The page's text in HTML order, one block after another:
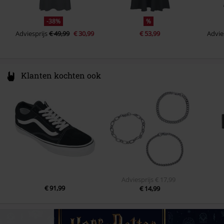
-38%
Adviesprijs€ 49,99 € 30,99
%
€ 53,99
Klanten kochten ook
€ 91,99
Adviesprijs
€ 17,99
€ 14,99